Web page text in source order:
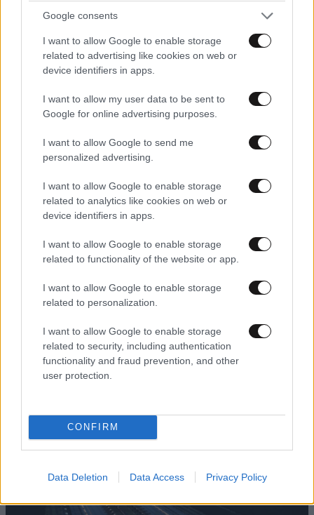
Google consents
I want to allow Google to enable storage
related to advertising like cookies on web or
device identifiers in apps.
I want to allow my user data to be sent to
Google for online advertising purposes.
I want to allow Google to send me
personalized advertising.
I want to allow Google to enable storage
related to analytics like cookies on web or
device identifiers in apps.
I want to allow Google to enable storage
related to functionality of the website or app.
I want to allow Google to enable storage
related to personalization.
I want to allow Google to enable storage
related to security, including authentication
functionality and fraud prevention, and other
user protection.
CONFIRM
Data Deletion Data Access Privacy Policy
Απαντήστε
Νο2
04·10·2016
χαχαχαχαχαχ
ΔΙΑΤΡΟΦΗ3 ω. πριν
Ογκολόγοι προειδοποιούν: Αυτές οι τροφές,
περνούν απαρατήρητες, αλλά καλό είναι να τις
βγάλετε από την καθημερινότητά σας
ΑΘΛΗΤΙΚΑ07·08·2026 21:30
Ακυρώνει δύο συμβόλαια ο Λαρεντζάκης και